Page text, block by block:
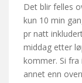
Det blir felles
kun 10 min
pr natt
middag etter
kommer. Si
annet enn